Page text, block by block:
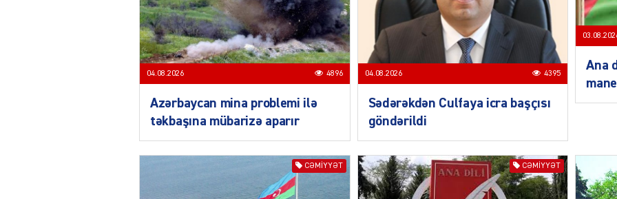
04.08.2026 4896
Azərbaycan mina problemi ilə
təkbaşına mübarizə aparır
04.08.2026 4395
Sədərəkdən Culfaya icra başçısı
göndərildi
Ana
CƏMIYYƏT CƏMIYYƏT